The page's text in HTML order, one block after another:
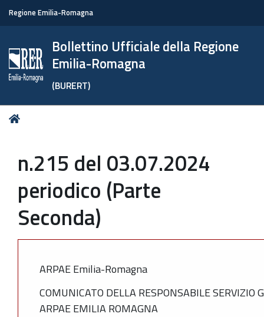
Regione Emilia-Romagna
Bollettino Ufficiale della Regione
Emilia-Romagna
(BURERT)
Tu
n.215 del 03.07.2024
periodico (Parte
Seconda)
ARPAE Emilia-Romagna
COMUNICATO DELLA RESPONSABILE SERVIZIO
ARPAE EMILIA ROMAGNA